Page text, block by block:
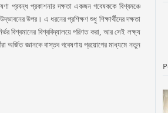
প্রবন্ধ প্রকাশনার দক্ষতা একজন গবেষককে বিশ্বমঞ্চে
উপর। এ ধরনের প্রশিক্ষণ শুধু শিক্ষার্থীদের দক্ষতা
বিশ্বমানের বিশ্ববিদ্যালয়ে পরিণত করা, আর সেই লক্ষ্য
অর্জিত জ্ঞানকে বাস্তব গবেষণায় প্রয়োগের মাধ্যমে নতুন